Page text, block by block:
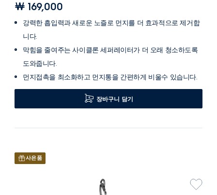
￦ 169,000
강력한 흡입력과 새로운 노즐로 먼지를 더 효과적으로 제거합
니다.
막힘을 줄여주는 사이클론 세퍼레이터가 더 오래 청소하도록
도와줍니다.
먼지접촉을 최소화하고 먼지통을 간편하게 비울수 있습니다.
장바구니 담기
사은품